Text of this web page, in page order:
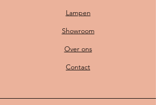
Lampen
Showroom
Over ons
Contact